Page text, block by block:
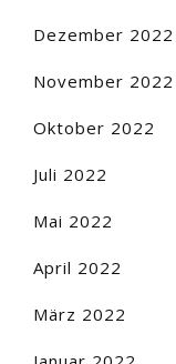
Dezember 2022
November 2022
Oktober 2022
Juli 2022
Mai 2022
April 2022
März 2022